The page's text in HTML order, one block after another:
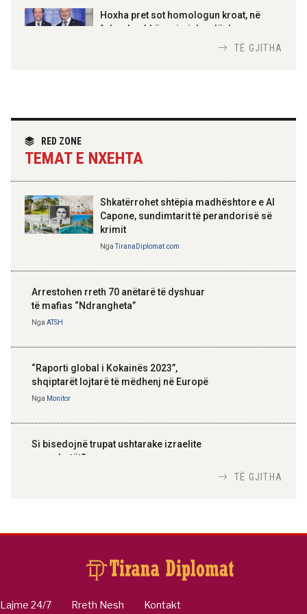
100-vjetori i themelimit të
Urdhrit të Skënderbeut
Hoxha pret sot homologun kroat, në
fokus bashkëpunimi dypalësh
partneritetit strategjik
TË GJITHA
RED ZONE
TEMAT E NXEHTA
Shkatërrohet shtëpia madhështore e Al
Capone, sundimtarit të perandorisë së
krimit
NgaTiranaDiplomat.com
Arrestohen rreth 70 anëtarë të dyshuar
të mafias “Ndrangheta”
Nga ATSH
“Raporti global i Kokainës 2023”,
shqiptarët lojtarë të mëdhenj në Europë
Nga Monitor
Si bisedojnë trupat ushtarake izraelite
me robotët?
inteligjente izraelite
TË GJITHA
Lajme 24/7 Rreth Nesh Kontakt